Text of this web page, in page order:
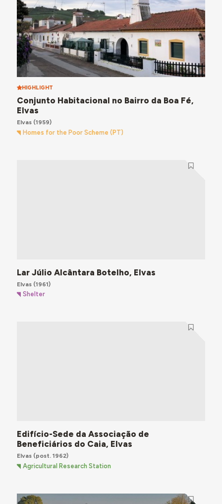
HIGHLIGHT
Conjunto Habitacional no Bairro da Boa Fé,
Elvas
Elvas(1959)
Homes for the Poor Scheme (PT)
Lar Júlio Alcântara Botelho, Elvas
Elvas(1961)
Shelter
Edifício-Sede da Associação de
Beneficiários do Caia, Elvas
Elvas(post. 1962)
Agricultural Research Station